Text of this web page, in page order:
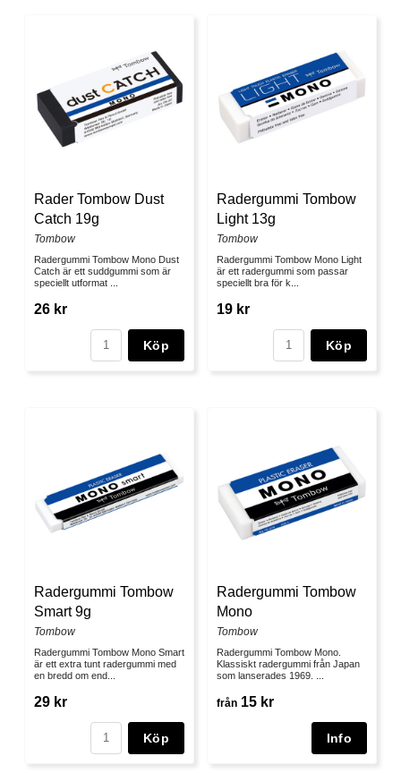
Rader Tombow Dust
Catch 19g
Tombow
Radergummi Tombow Mono Dust
Catch är ett suddgummi som är
speciellt utformat ...
26 kr
Köp
Radergummi Tombow
Light 13g
Tombow
Radergummi Tombow Mono Light
är ett radergummi som passar
speciellt bra för k...
19 kr
Köp
Radergummi Tombow
Smart 9g
Tombow
Radergummi Tombow Mono Smart
är ett extra tunt radergummi med
en bredd om end...
29 kr
Köp
Radergummi Tombow
Mono
Tombow
Radergummi Tombow Mono.
Klassiskt radergummi från Japan
som lanserades 1969. ...
från 15 kr